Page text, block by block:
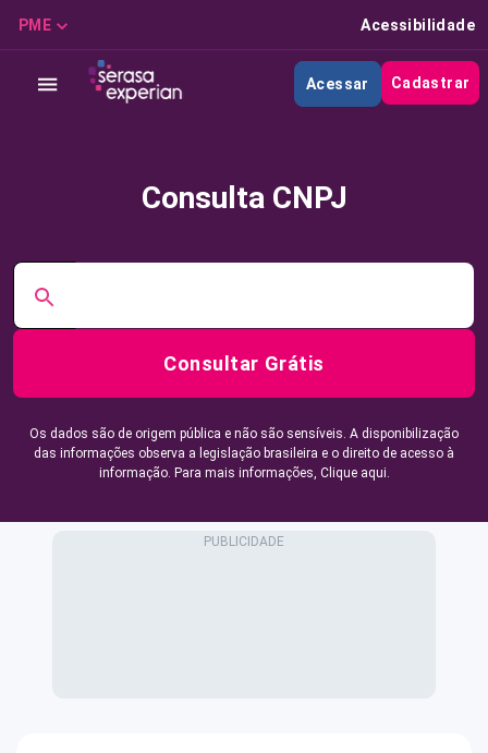
PME Acessibilidade
Acessar Cadastrar
Consulta CNPJ
Consultar Grátis
Os dados são de origem pública e não são sensíveis. A disponibilização
das informações observa a legislação brasileira e o direito de acesso à
informação. Para mais informações, Clique aqui.